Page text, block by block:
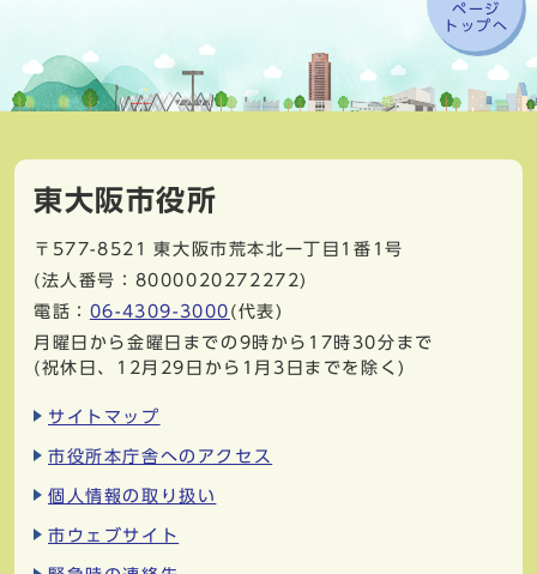
ページ
トップへ
東大阪市役所
〒577-8521
東大阪市荒本北一丁目1番1号
(法人番号：8000020272272)
電話： 06-4309-3000 (代表)
月曜日から金曜日までの9時から17時30分まで
(祝休日、12月29日から1月3日までを除く)
サイトマップ
市役所本庁舎へのアクセス
個人情報の取り扱い
市ウェブサイト